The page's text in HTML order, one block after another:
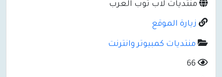
منتديات لاب توب العرب
زيارة الموقع
منتديات كمبيوتر وانترنت